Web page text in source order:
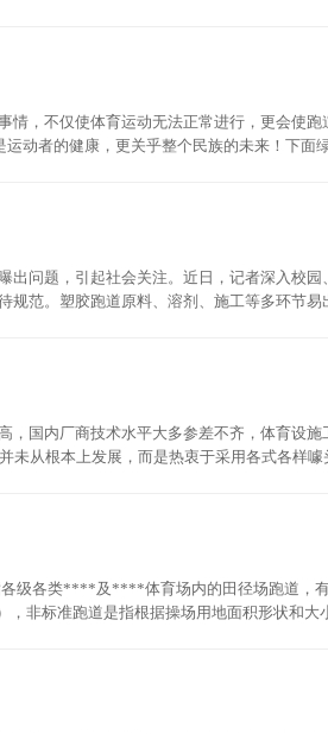
情，不仅使体育运动无法正常进行，更会使
动者的健康，更关乎整个民族的未来！下面
出问题，引起社会关注。近日，记者深入校
规范。塑胶跑道原料、溶剂、施工等多环节
，其中对塑胶跑道中的苯系物、重金属和
国内厂商技术水平大多参差不齐，体育设
未从根本上发展，而是热衷于采用各式各样
级各类****及****体育场内的田径场跑道，
，非标准跑道是指根据操场用地面积形状和